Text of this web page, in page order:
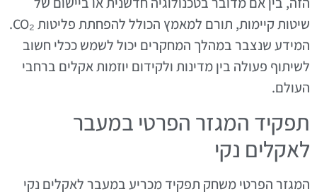
שיטות קיימות, תורם למאמץ הכולל להפחתת פליטות CO₂.
המידע שנצבר במהלך המחקרים יכול לשמש ככלי חשוב
לשיתוף פעולה בין מדינות ולקידום יוזמות אקלים ברחבי
העולם.
תפקיד המגזר הפרטי במעבר
לאקלים נקי
המגזר הפרטי משחק תפקיד מכריע במעבר לאקלים נקי